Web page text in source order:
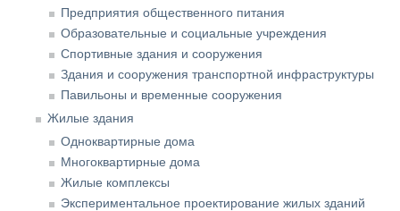
Предприятия общественного питания
Образовательные и социальные учреждения
Спортивные здания и сооружения
Здания и сооружения транспортной инфраструктуры
Павильоны и временные сооружения
Жилые здания
Одноквартирные дома
Многоквартирные дома
Жилые комплексы
Экспериментальное проектирование жилых зданий